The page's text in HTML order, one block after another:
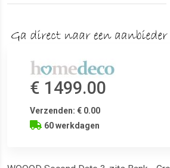
€ 1499.00
Verzenden: € 0.00
60 werkdagen